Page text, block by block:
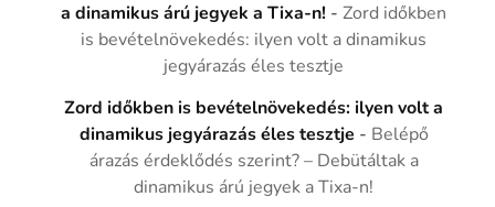
a dinamikus árú jegyek a Tixa-n! -Zord időkben
is bevételnövekedés: ilyen volt a dinamikus
jegyárazás éles tesztje
Zord időkben is bevételnövekedés: ilyen volt a
dinamikus jegyárazás éles tesztje - Belépő
árazás érdeklődés szerint? – Debütáltak a
dinamikus árú jegyek a Tixa-n!